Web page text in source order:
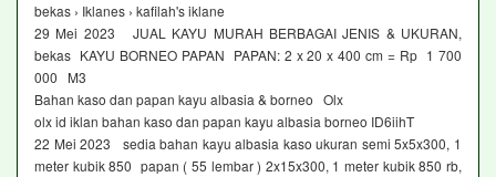
bekas › Iklanes › kafilah's iklane
29 Mei 2023 JUAL KAYU MURAH BERBAGAI JENIS & UKURAN,
bekas KAYU BORNEO PAPAN PAPAN: 2 x 20 x 400 cm = Rp 1 700
000 M3
Bahan kaso dan papan kayu albasia & borneo Olx
olx id iklan bahan kaso dan papan kayu albasia borneo ID6iihT
22 Mei 2023 sedia bahan kayu albasia kaso ukuran semi 5x5x300, 1
meter kubik 850 papan ( 55 lembar ) 2x15x300, 1 meter kubik 850 rb,